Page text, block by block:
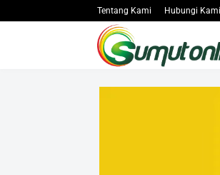
Tentang Kami Hubungi Kami